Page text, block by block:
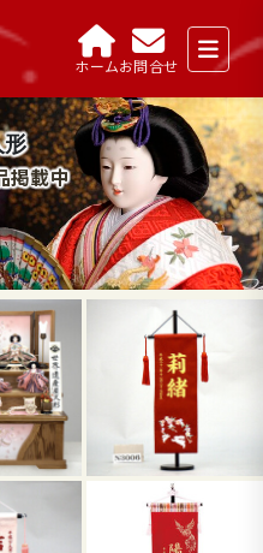
ホームお問合せ
形
掲載中